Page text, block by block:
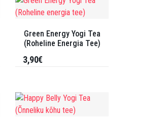
Green Energy Yogi Tea
(Roheline Energia Tee)
3,90€